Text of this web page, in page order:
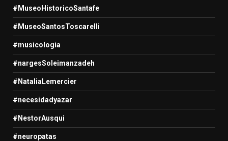
#MuseoHistoricoSantafe
#MuseoSantosToscarelli
#musicologia
#nargesSoleimanzadeh
#NataliaLemercier
#necesidadyazar
#NestorAusqui
#neuropatas